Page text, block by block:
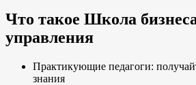
Что такое Школа
управления
Практикующие педагоги:
знания